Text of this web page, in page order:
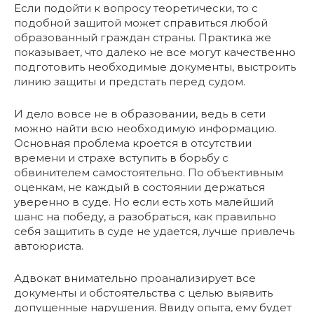
Если подойти к вопросу теоретически, то с
подобной защитой может справиться любой
образованный граждан страны. Практика же
показывает, что далеко не все могут качественно
подготовить необходимые документы, выстроить
линию защиты и предстать перед судом.
И дело вовсе не в образовании, ведь в сети
можно найти всю необходимую информацию.
Основная проблема кроется в отсутствии
времени и страхе вступить в борьбу с
обвинителем самостоятельно. По объективным
оценкам, не каждый в состоянии держаться
уверенно в суде. Но если есть хоть малейший
шанс на победу, а разобраться, как правильно
себя защитить в суде не удается, лучше привлечь
автоюриста.
Адвокат внимательно проанализирует все
документы и обстоятельства с целью выявить
допущенные нарушения. Ввиду опыта, ему будет